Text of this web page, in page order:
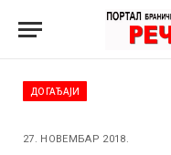
ДОГАЂАЈИ
27. НОВЕМБАР 2018.